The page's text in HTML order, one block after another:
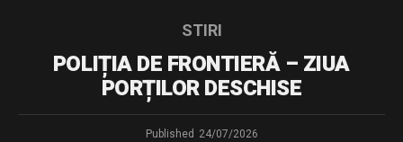
STIRI
POLIȚIA DE FRONTIERĂ – ZIUA
PORȚILOR DESCHISE
Published 24/07/2026